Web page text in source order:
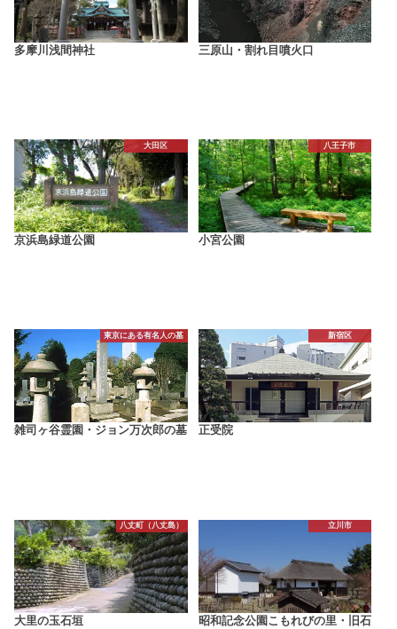
多摩川浅間神社 三原山・割れ目噴火口
大田区
京浜島緑道公園
八王子市
小宮公園
東京にある有名人の墓
雑司ヶ谷霊園・ジョン万次郎の墓
新宿区
正受院
八丈町（八丈島）
大里の玉石垣
立川市
昭和記念公園こもれびの里・旧石